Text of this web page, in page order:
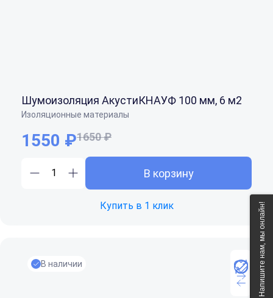
Шумоизоляция АкустиКНАУФ 100 мм, 6 м2
Изоляционные материалы
1550 ₽1650 ₽
В корзину
Купить в 1 клик
В наличии Напишите нам, мы онлайн!